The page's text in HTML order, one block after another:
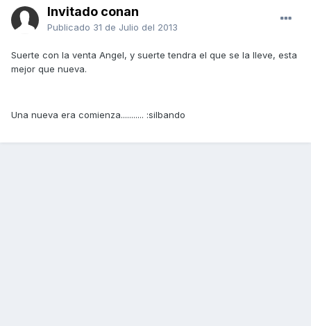
Invitado conan
Publicado 31 de Julio del 2013
Suerte con la venta Angel, y suerte tendra el que se la lleve, esta
mejor que nueva.
Una nueva era comienza........... :silbando